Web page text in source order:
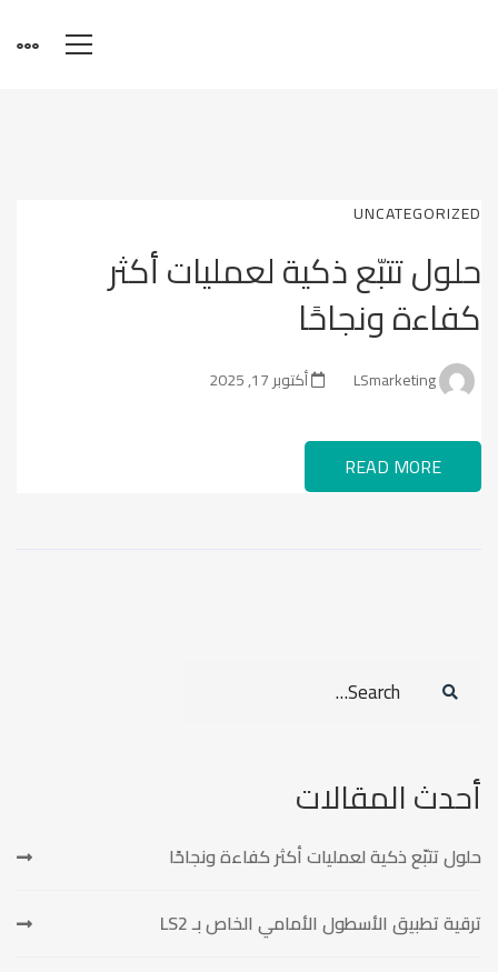
UNCATEGORIZED
حلول تتبّع ذكية لعمليات أكثر
كفاءة ونجاحًا
أكتوبر 17, 2025
READ MORE
Search
أحدث المقالات
حلول تتبّع ذكية لعمليات أكثر كفاءة ونجاحًا
ترقية تطبيق الأسطول الأمامي الخاص بـ LS2